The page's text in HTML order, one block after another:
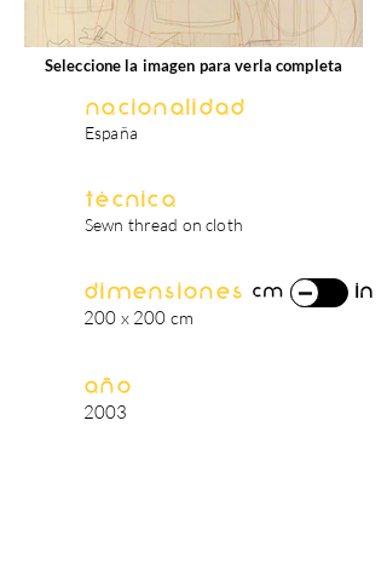
Seleccione la imagen para verla completa
Nacionalidad
España
Técnica
Sewn thread on cloth
Dimensiones
200 x 200 cm
cm in
Año
2003